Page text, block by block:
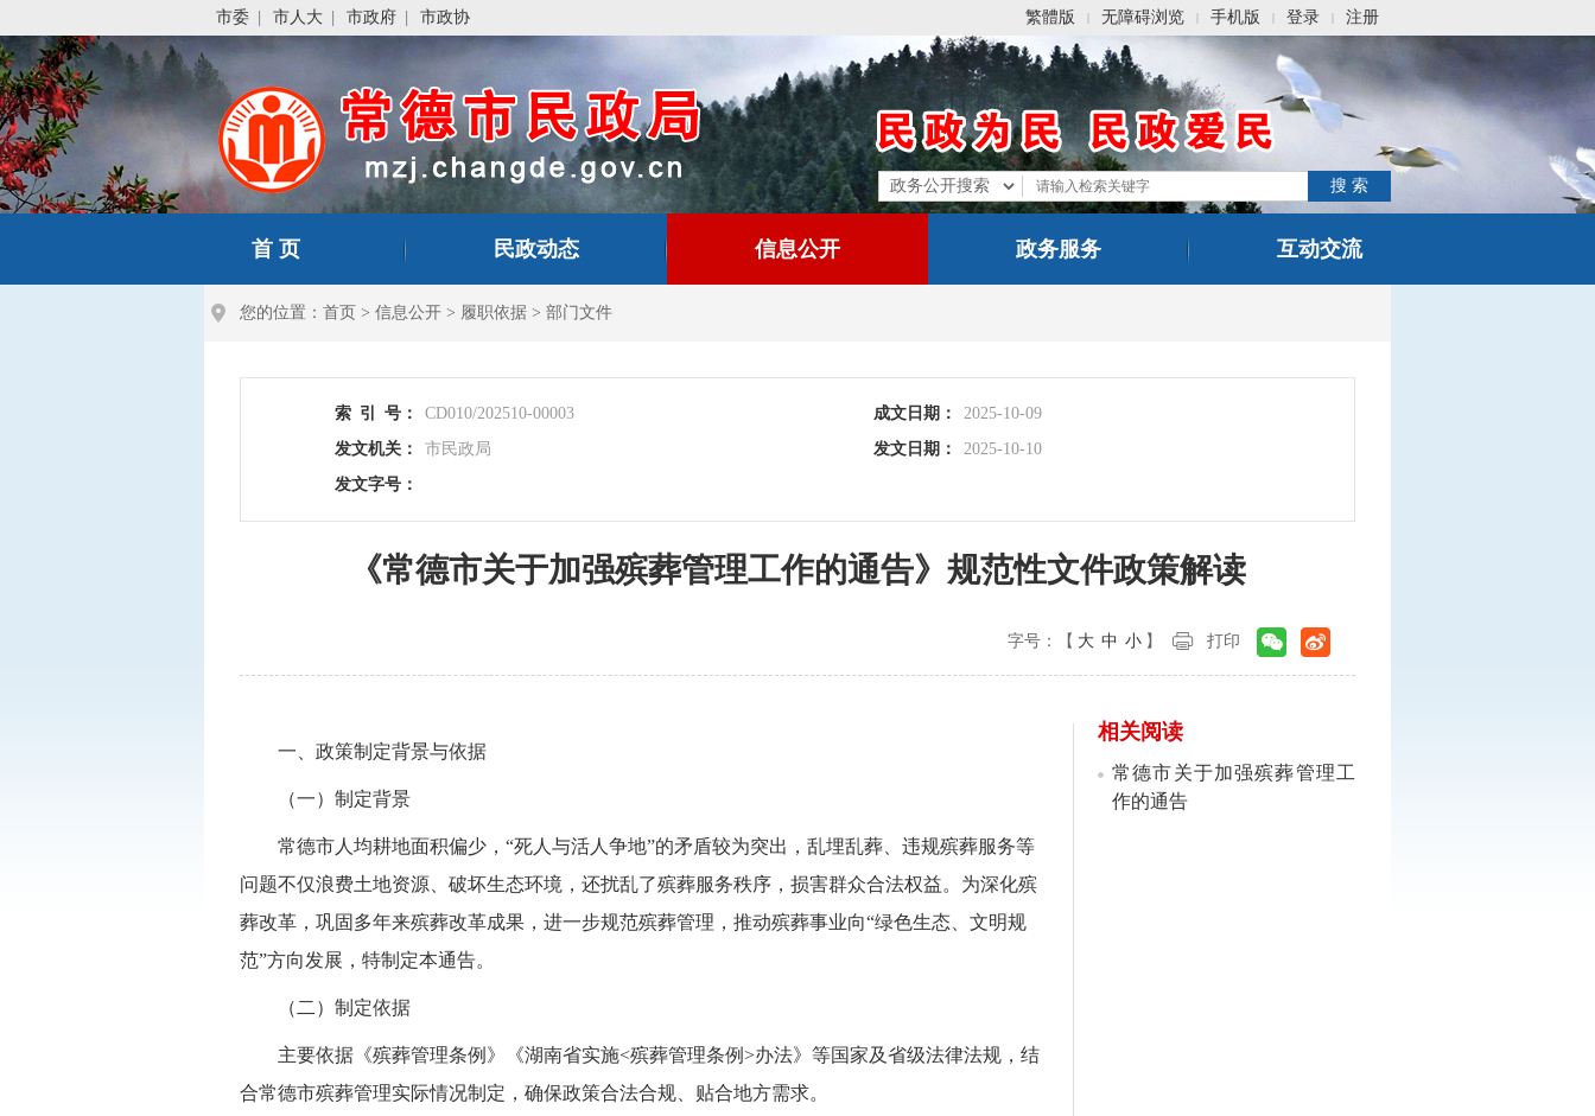
市委 市人大 市政府 市政协 繁體版 | 无障碍浏览 | 手机版 | 登录 | 注册
首 页 民政动态 信息公开 政务服务 互动交流
您的位置： 首页 > 信息公开 > 履职依据 > 部门文件
索 引 号： CD010/202510-00003 成文日期：
2025-10-09
发文机关：
市民政局 发文日期：
2025-10-10
发文字号：
《常德市关于加强殡葬管理工作的通告》规范性文件政策解读
字号：【 大 中 小 】 打印
一、政策制定背景与依据
（一）制定背景
常德市人均耕地面积偏少，“死人与活人争地”的矛盾较为突出，乱埋乱葬、违规殡葬服务等
问题不仅浪费土地资源、破坏生态环境，还扰乱了殡葬服务秩序，损害群众合法权益。为深化殡
葬改革，巩固多年来殡葬改革成果，进一步规范殡葬管理，推动殡葬事业向“绿色生态、文明规
范”方向发展，特制定本通告。
（二）制定依据
主要依据《殡葬管理条例》《湖南省实施<殡葬管理条例>办法》等国家及省级法律法规，结
合常德市殡葬管理实际情况制定，确保政策合法合规、贴合地方需求。
相关阅读
常德市关于加强殡葬管理工
作的通告